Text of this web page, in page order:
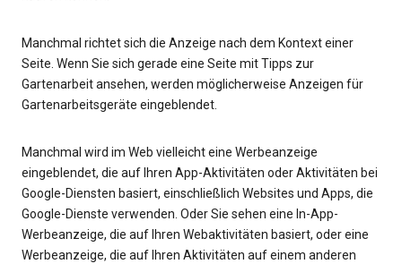
Manchmal richtet sich die Anzeige nach dem Kontext einer
Seite. Wenn Sie sich gerade eine Seite mit Tipps zur
Gartenarbeit ansehen, werden möglicherweise Anzeigen für
Gartenarbeitsgeräte eingeblendet.
Manchmal wird im Web vielleicht eine Werbeanzeige
eingeblendet, die auf Ihren App-Aktivitäten oder Aktivitäten bei
Google-Diensten basiert, einschließlich Websites und Apps, die
Google-Dienste verwenden. Oder Sie sehen eine In-App-
Werbeanzeige, die auf Ihren Webaktivitäten basiert, oder eine
Werbeanzeige, die auf Ihren Aktivitäten auf einem anderen